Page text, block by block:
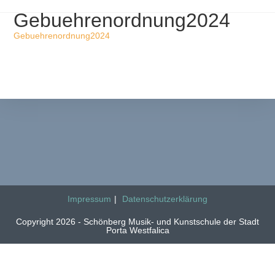
Gebuehrenordnung2024
Gebuehrenordnung2024
Impressum Datenschutzerklärung
Copyright 2026 - Schönberg Musik- und Kunstschule der Stadt
Porta Westfalica